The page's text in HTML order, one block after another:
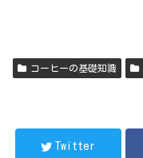
コーヒーの基礎知識
Twitter